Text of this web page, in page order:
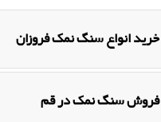
خرید انواع سنگ نمک فروزان
فروش سنگ نمک در قم